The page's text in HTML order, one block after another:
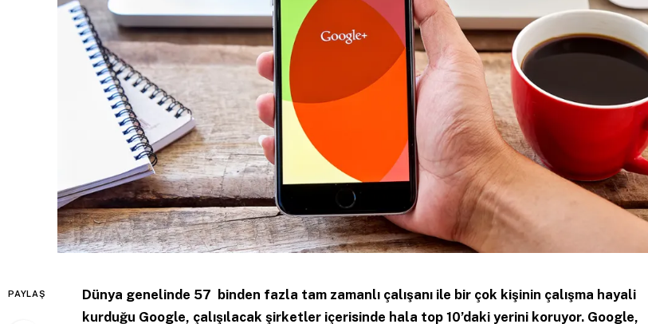
PAYLAŞ
Dünya genelinde 57 binden fazla tam zamanlı çalışanı ile bir çok kişinin çalışma hayali
kurduğu Google, çalışılacak şirketler içerisinde hala top 10’daki yerini koruyor. Google,